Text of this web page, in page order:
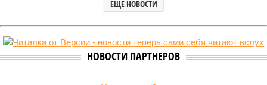
Вокруг летних отключений горячей воды сложилось множество
разного рода домыслов, которые порой очень сильно мешают
жителям объективно оценивать складывающуюся ситуацию.